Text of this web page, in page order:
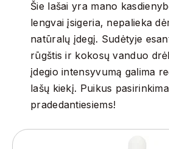
Šie lašai yra mano
lengvai įsigeria, nepalieka
natūralų įdegį. Sudėtyje
rūgštis ir kokosų vanduo
įdegio intensyvumą galima
lašų kiekį. Puikus
pradedantiesiems!